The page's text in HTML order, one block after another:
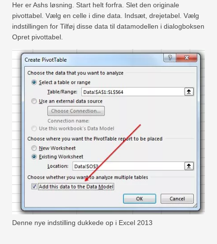
Her er Ashs løsning. Start helt forfra. Slet den originale
pivottabel. Vælg en celle i dine data. Indsæt, drejetabel. Vælg
indstillingen for Tilføj disse data til datamodellen i dialogboksen
Opret pivottabel.
Denne nye indstilling dukkede op i Excel 2013